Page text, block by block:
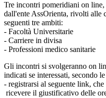
Tre incontri pomeridiani on
dall'ente AssOrienta, rivolti alle
seguenti tre ambiti:
- Facoltà Universitarie
- Carriere in divisa
- Professioni medico sanitarie
Gli incontri si svolgeranno on
indicati se interessati, secondo
- registrarsi al seguente link,
ricevere il giustificativo delle